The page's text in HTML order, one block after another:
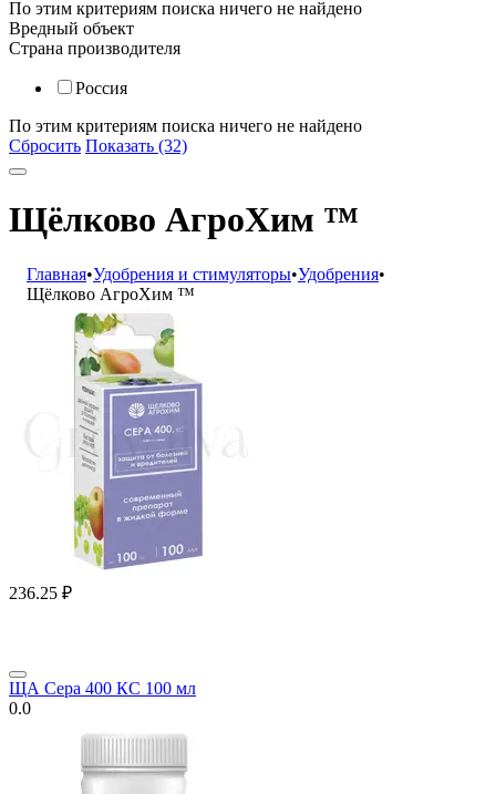
По этим критериям поиска ничего не найдено
Вредный объект
Страна производителя
Россия
По этим критериям поиска ничего не найдено
Сбросить Показать (32)
Щёлково АгроХим ™
Главная•Удобрения и стимуляторы•Удобрения•
Щёлково АгроХим ™
236.25 ₽
ЩА Сера 400 КС 100 мл
0.0